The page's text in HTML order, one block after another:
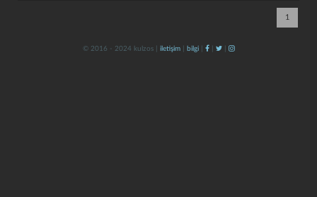
1
kaydet
© 2016 - 2024 kulzos | iletişim| bilgi| | |